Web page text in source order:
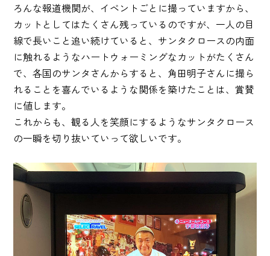
ろんな報道機関が、イベントごとに撮っていますから、
カットとしてはたくさん残っているのですが、一人の目
線で長いこと追い続けていると、サンタクロースの内面
に触れるようなハートウォーミングなカットがたくさん
で、各国のサンタさんからすると、角田明子さんに撮ら
れることを喜んでいるような関係を築けたことは、賞賛
に値します。
これからも、観る人を笑顔にするようなサンタクロース
の一瞬を切り抜いていって欲しいです。